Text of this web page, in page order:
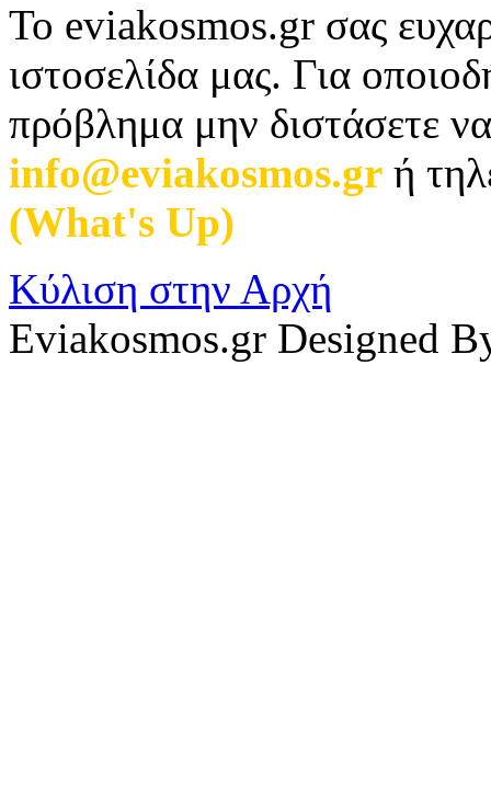
Το eviakosmos.gr σας
ιστοσελίδα μας. Για
πρόβλημα μην διστάσετε
info@eviakosmos.gr ή
(What's Up)
Κύλιση στην Αρχή
Eviakosmos.gr Designed